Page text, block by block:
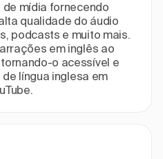
mídia fornecendo
qualidade do áudio
podcasts e muito mais.
em inglês ao
o acessível e
língua inglesa em